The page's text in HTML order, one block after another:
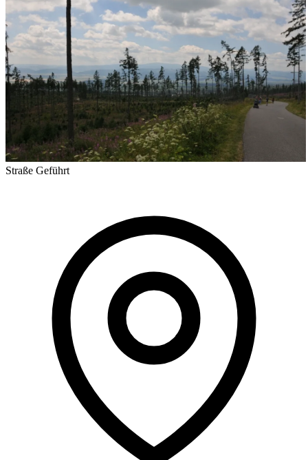
Straße Geführt